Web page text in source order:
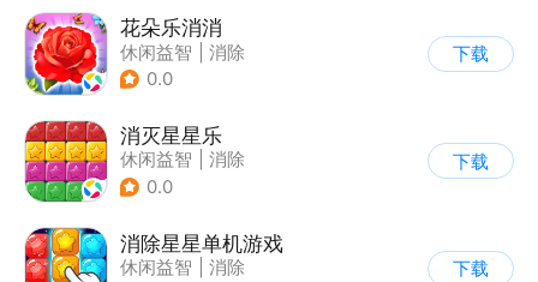
花朵乐消消
休闲益智
消除
0.0
下载
消灭星星乐
休闲益智
消除
0.0
下载
消除星星单机游戏
休闲益智
消除
下载